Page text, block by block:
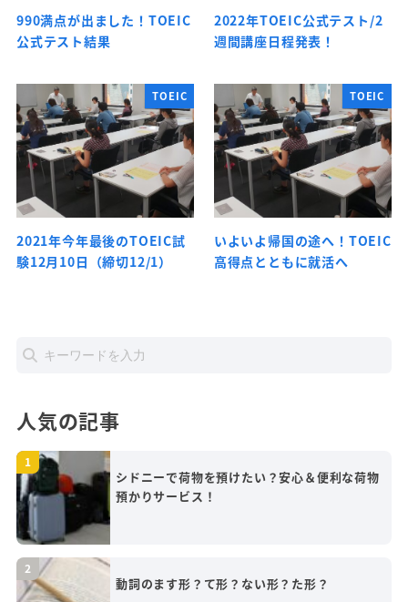
990満点が出ました！TOEIC
公式テスト結果
2022年TOEIC公式テスト/2
週間講座日程発表！
TOEIC
2021年今年最後のTOEIC試
験12月10日（締切12/1）
TOEIC
いよいよ帰国の途へ！TOEIC
高得点とともに就活へ
人気の記事
シドニーで荷物を預けたい？安心＆便利な荷物
預かりサービス！
動詞のます形？て形？ない形？た形？